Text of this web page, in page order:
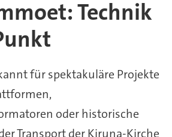
Technik
für spektakuläre Projekte
oder historische
Transport der Kiruna-Kirche